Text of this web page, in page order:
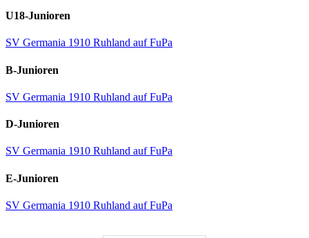
U18-Junioren
SV Germania 1910 Ruhland auf FuPa
B-Junioren
SV Germania 1910 Ruhland auf FuPa
D-Junioren
SV Germania 1910 Ruhland auf FuPa
E-Junioren
SV Germania 1910 Ruhland auf FuPa